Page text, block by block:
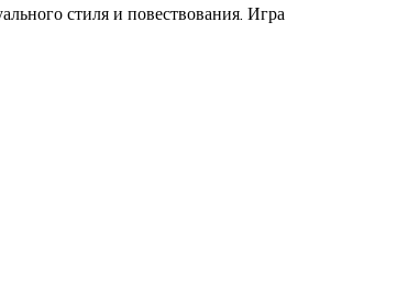
стиля и повествования. Игра